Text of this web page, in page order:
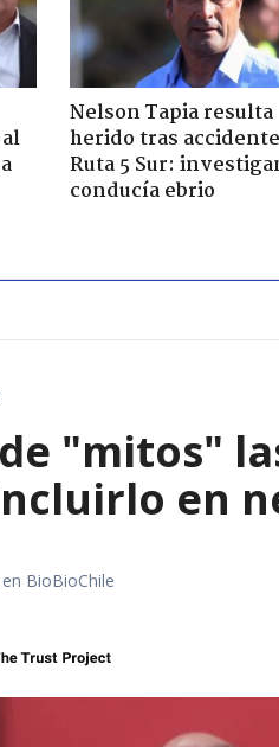
Nelson Tapia resulta
herido tras
Ruta 5 Sur:
conducía ebrio
"mitos"
en
BioBioChile